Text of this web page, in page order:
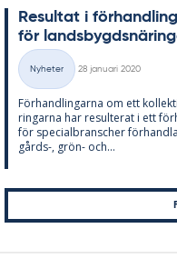
Re­sul­tat i
för
Kategorier
Nyheter
28 januari 2020
För­hand­ling­ar­na om ett
ring­ar­na har re­sul­te­rat i ett
för spe­ci­al­branscher
gårds-, grön- och...
för